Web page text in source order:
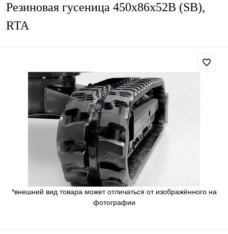
Резиновая гусеница 450x86x52B (SB),
RTA
*внешний вид товара может отличаться от изображённого на
фотографии